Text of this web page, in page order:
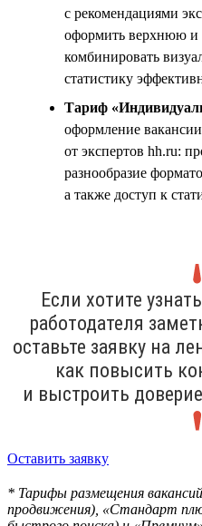
с рекомендациями
оформить верхнюю
комбинировать
статистику
Тариф
оформление
от экспертов hh.ru:
разнообразие
а также доступ к
Если хотите
работодателя
оставьте заявку на
как повысить
и выстроить
Оставить заявку
* Тарифы размещения
продвижения), «Стандарт